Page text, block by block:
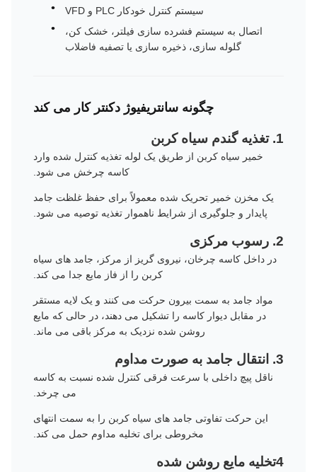
سیستم کنترل خودکار PLC و VFD
اتصال به سیستم فشرده سازی فیلتر، خشک کن،
گلوله سازی، ذخیره سازی یا تصفیه فاضلاب
چگونه سانتریفیوژ دکنتر کار می کند
1. تغذيه گندم سياه کربن
خمیر سیاه کربن از طریق یک لوله تغذیه کنترل شده وارد
کاسه چرخش می شود.
یک مخزن خمیر تحریک شده معمولاً برای حفظ غلظت جامد
پایدار و جلوگیری از شرایط ناهموار تغذیه توصیه می شود.
2. رسوب مرکزی
در داخل کاسه چرخان، نیروی گریز از مرکز، جامد های سیاه
کربن را از فاز مایع جدا می کند.
مواد جامد به سمت بیرون حرکت می کنند و یک لایه مستقر
در مقابل دیوار کاسه را تشکیل می دهند، در حالی که مایع
روشن شده نزدیک به مرکز باقی می ماند.
3. انتقال جامد به صورت مداوم
ناقل پیچ داخلی با سرعت فرقی کنترل شده نسبت به کاسه
می چرخد.
این حرکت تفاوتی جامد های سیاه کربن را به سمت انتهای
مخروطی برای تخلیه مداوم حمل می کند.
4تخلیه مایع روشن شده